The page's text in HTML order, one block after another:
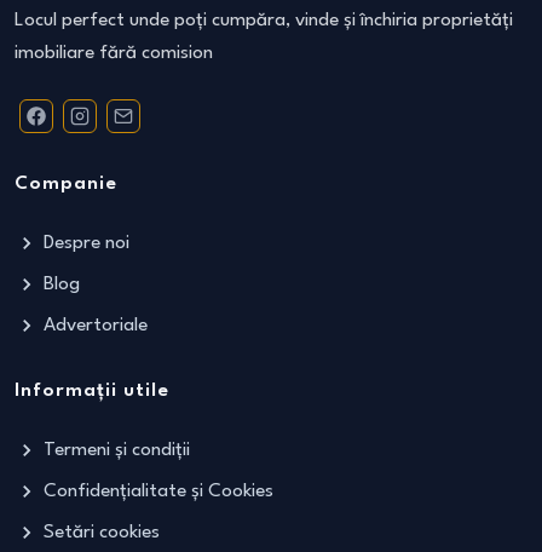
Locul perfect unde poți cumpăra, vinde și închiria proprietăți
imobiliare fără comision
Companie
Despre noi
Blog
Advertoriale
Informații utile
Termeni și condiții
Confidențialitate și Cookies
Setări cookies